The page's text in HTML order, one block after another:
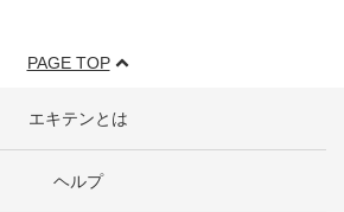
PAGE TOP
エキテンとは
ヘルプ